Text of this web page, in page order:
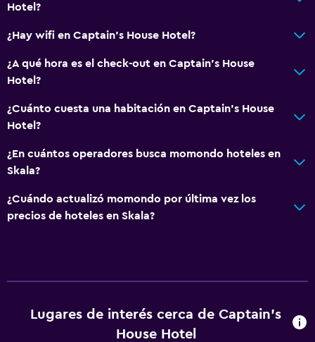
Acceso con tarjeta
TV de pantalla plana
Para no fumadores
extra)
Terraza/patio
Estacionamiento y transporte
Hotel?
¿Hay wifi en Captain's House Hotel?
¿A qué hora es el check-out en Captain's House
Hotel?
¿Cuánto cuesta una habitación en Captain's House
Hotel?
¿En cuántos operadores busca momondo hoteles en
Skala?
¿Cuándo actualizó momondo por última vez los
precios de hoteles en Skala?
Lugares de interés cerca de Captain's
House Hotel